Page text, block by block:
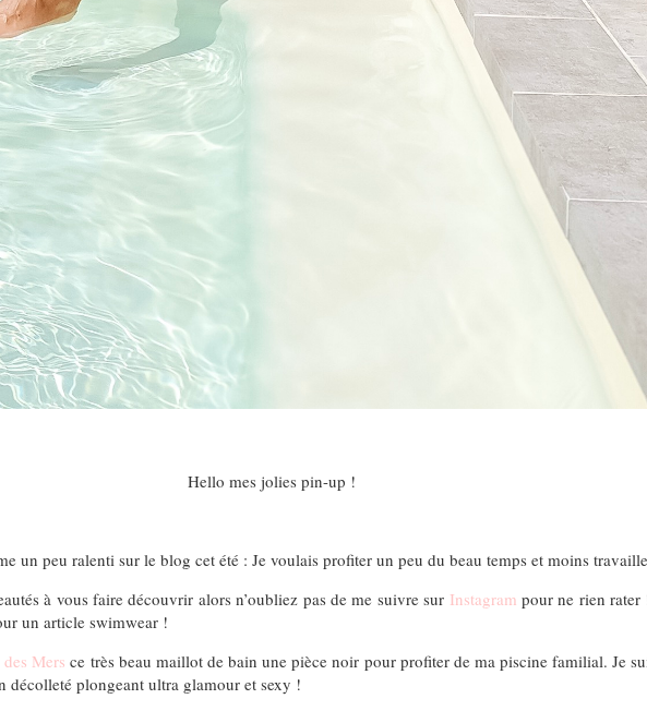
Hello mes jolies pin-up !
un peu ralenti sur le blog cet été : Je voulais profiter un peu du beau temps et moins
à vous faire découvrir alors n’oubliez pas de me suivre sur Instagram pour ne rien
un article swimwear !
Mers ce très beau maillot de bain une pièce noir pour profiter de ma piscine familial. Je
décolleté plongeant ultra glamour et sexy !